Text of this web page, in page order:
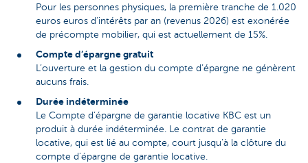
Pour les personnes physiques, la première tranche de 1.020
euros euros d’intérêts par an (revenus 2026) est exonérée
de précompte mobilier, qui est actuellement de 15%.
Compte d’épargne gratuit
L’ouverture et la gestion du compte d’épargne ne génèrent
aucuns frais.
Durée indéterminée
Le Compte d’épargne de garantie locative KBC est un
produit à durée indéterminée. Le contrat de garantie
locative, qui est lié au compte, court jusqu’à la clôture du
compte d’épargne de garantie locative.